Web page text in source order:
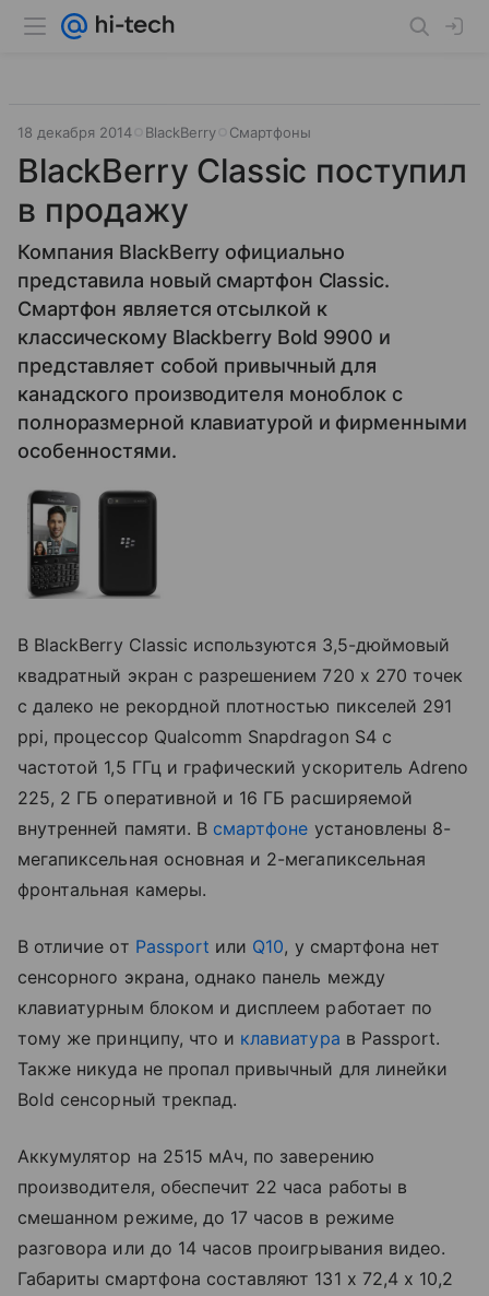
18 декабря 2014 BlackBerry Смартфоны
BlackBerry Classic поступил
в продажу
Компания BlackBerry официально
представила новый смартфон Classic.
Смартфон является отсылкой к
классическому Blackberry Bold 9900 и
представляет собой привычный для
канадского производителя моноблок с
полноразмерной клавиатурой и фирменными
особенностями.
В BlackBerry Classic используются 3,5-дюймовый
квадратный экран с разрешением 720 х 270 точек
с далеко не рекордной плотностью пикселей 291
ppi, процессор Qualcomm Snapdragon S4 с
частотой 1,5 ГГц и графический ускоритель Adreno
225, 2 ГБ оперативной и 16 ГБ расширяемой
внутренней памяти. В смартфоне установлены 8-
мегапиксельная основная и 2-мегапиксельная
фронтальная камеры.
В отличие от Passport или Q10, у смартфона нет
сенсорного экрана, однако панель между
клавиатурным блоком и дисплеем работает по
тому же принципу, что и клавиатура в Passport.
Также никуда не пропал привычный для линейки
Bold сенсорный трекпад.
Аккумулятор на 2515 мАч, по заверению
производителя, обеспечит 22 часа работы в
смешанном режиме, до 17 часов в режиме
разговора или до 14 часов проигрывания видео.
Габариты смартфона составляют 131 х 72,4 х 10,2